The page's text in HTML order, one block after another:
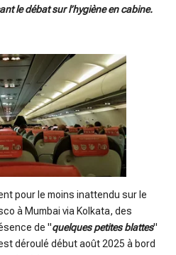
le débat sur l’hygiène en cabine.
pour le moins inattendu sur le
à Mumbai via Kolkata, des
de "quelques petites blattes"
déroulé début août 2025 à bord